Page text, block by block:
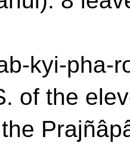
kyi-pha-
of the